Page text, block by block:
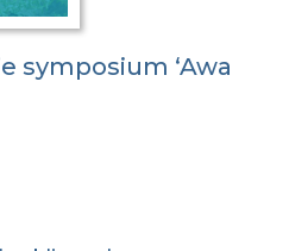
symposium ‘Awa